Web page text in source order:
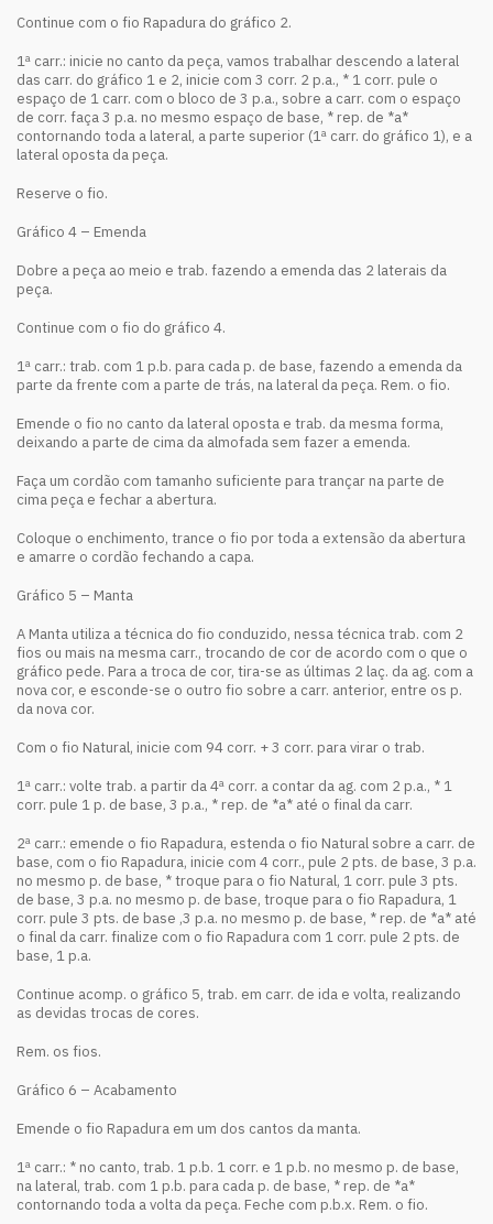
Continue com o fio Rapadura do gráfico 2.
1ª carr.: inicie no canto da peça, vamos trabalhar descendo a lateral
das carr. do gráfico 1 e 2, inicie com 3 corr. 2 p.a., * 1 corr. pule o
espaço de 1 carr. com o bloco de 3 p.a., sobre a carr. com o espaço
de corr. faça 3 p.a. no mesmo espaço de base, * rep. de *a*
contornando toda a lateral, a parte superior (1ª carr. do gráfico 1), e a
lateral oposta da peça.
Reserve o fio.
Gráfico 4 – Emenda
Dobre a peça ao meio e trab. fazendo a emenda das 2 laterais da
peça.
Continue com o fio do gráfico 4.
1ª carr.: trab. com 1 p.b. para cada p. de base, fazendo a emenda da
parte da frente com a parte de trás, na lateral da peça. Rem. o fio.
Emende o fio no canto da lateral oposta e trab. da mesma forma,
deixando a parte de cima da almofada sem fazer a emenda.
Faça um cordão com tamanho suficiente para trançar na parte de
cima peça e fechar a abertura.
Coloque o enchimento, trance o fio por toda a extensão da abertura
e amarre o cordão fechando a capa.
Gráfico 5 – Manta
A Manta utiliza a técnica do fio conduzido, nessa técnica trab. com 2
fios ou mais na mesma carr., trocando de cor de acordo com o que o
gráfico pede. Para a troca de cor, tira-se as últimas 2 laç. da ag. com a
nova cor, e esconde-se o outro fio sobre a carr. anterior, entre os p.
da nova cor.
Com o fio Natural, inicie com 94 corr. + 3 corr. para virar o trab.
1ª carr.: volte trab. a partir da 4ª corr. a contar da ag. com 2 p.a., * 1
corr. pule 1 p. de base, 3 p.a., * rep. de *a* até o final da carr.
2ª carr.: emende o fio Rapadura, estenda o fio Natural sobre a carr. de
base, com o fio Rapadura, inicie com 4 corr., pule 2 pts. de base, 3 p.a.
no mesmo p. de base, * troque para o fio Natural, 1 corr. pule 3 pts.
de base, 3 p.a. no mesmo p. de base, troque para o fio Rapadura, 1
corr. pule 3 pts. de base ,3 p.a. no mesmo p. de base, * rep. de *a* até
o final da carr. finalize com o fio Rapadura com 1 corr. pule 2 pts. de
base, 1 p.a.
Continue acomp. o gráfico 5, trab. em carr. de ida e volta, realizando
as devidas trocas de cores.
Rem. os fios.
Gráfico 6 – Acabamento
Emende o fio Rapadura em um dos cantos da manta.
1ª carr.: * no canto, trab. 1 p.b. 1 corr. e 1 p.b. no mesmo p. de base,
na lateral, trab. com 1 p.b. para cada p. de base, * rep. de *a*
contornando toda a volta da peça. Feche com p.b.x. Rem. o fio.